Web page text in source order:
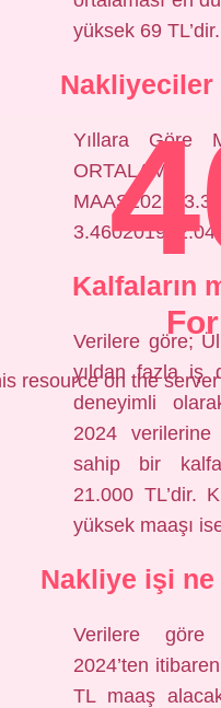
yüksek 69 TL’dir.
Nakliyeciler
Yıllara Göre
ORTALAMA
Kalfaların
Verilere göre;
yıldan fazla iş
deneyimli
2024
sahip bir
21.000 TL’dir.
yüksek maaşı
Nakliye işi ne
Verilere göre
2024’ten
TL maaş
resource on the